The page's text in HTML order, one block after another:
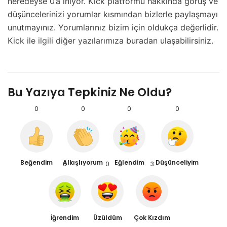
düşüncelerinizi yorumlar kısmından bizlerle paylaşmayı
unutmayınız. Yorumlarınız bizim için oldukça değerlidir.
Kick ile ilgili diğer yazılarımıza buradan ulaşabilirsiniz.
Bu Yazıya Tepkiniz Ne Oldu?
0
Beğendim
0
Alkışlıyorum
0
Eğlendim
0
Düşünceliyim
0
İğrendim
0
Üzüldüm
3
Çok Kızdım